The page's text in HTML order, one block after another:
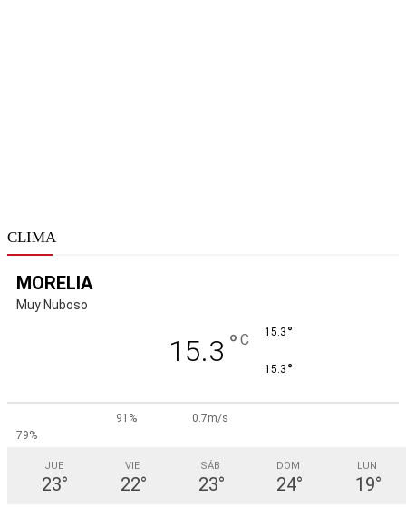
CLIMA
MORELIA
Muy Nuboso
15.3 ° C 15.3 °
15.3 °
91%
0.7m/s
79%
JUE
23°
VIE
22°
SÁB
23°
DOM
24°
LUN
19°